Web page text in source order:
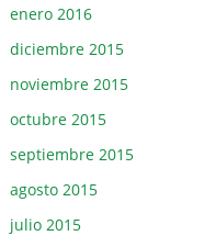
enero 2016
diciembre 2015
noviembre 2015
octubre 2015
septiembre 2015
agosto 2015
julio 2015